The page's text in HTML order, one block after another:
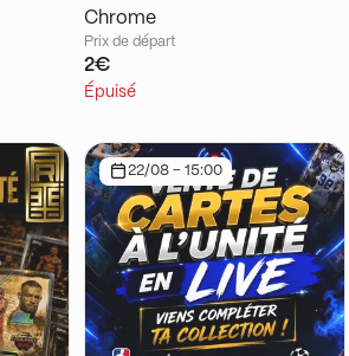
Chrome
Prix de départ
2€
Épuisé
22/08 - 15:00